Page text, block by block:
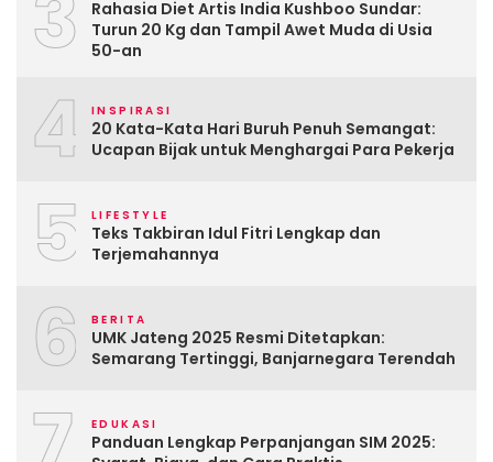
Rahasia Diet Artis India Kushboo Sundar:
Turun 20 Kg dan Tampil Awet Muda di Usia
50-an
4 INSPIRASI
20 Kata-Kata Hari Buruh Penuh Semangat:
Ucapan Bijak untuk Menghargai Para Pekerja
5 LIFESTYLE
Teks Takbiran Idul Fitri Lengkap dan
Terjemahannya
6 BERITA
UMK Jateng 2025 Resmi Ditetapkan:
Semarang Tertinggi, Banjarnegara Terendah
EDUKASI
Panduan Lengkap Perpanjangan SIM 2025: